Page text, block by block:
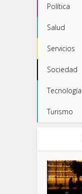
Política
Salud
Servicios
Sociedad
Tecnología
Turismo